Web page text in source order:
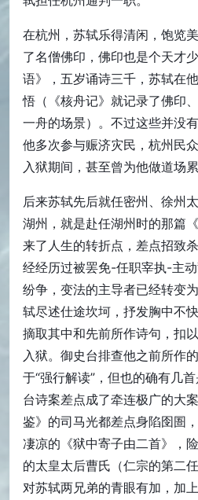
在杭州，苏轼乐得清闲，饱览
了名僧佛印，佛印也是个天才
语》，五岁诵诗三千，苏轼在
悟（《核舟记》就记录了佛印
一舟的场景）。不过这些并没
他多次参与赈济灾民，杭州民
入狱期间，甚至曾为他做道场累
后来苏轼先后就任密州、徐州
湖州，就是赴任湖州时的那篇
来了人生的转折点，差点招致
经经历过被罢免-任职宰执-主
纷争，变法的主导者已经转变
轼尽述仕途坎坷，抒发胸中不
摘取其中和先前所作诗句，扣
入狱。御史台排查他之前所作
于“强行解读”，但也的确有几
台诗案差点成了牵连极广的大
鉴》的司马光都差点身陷囹圄
凄凉的《狱中寄子由二首》，
的太皇太后曹氏（仁宗的第二
对苏轼两兄弟的青眼有加，加